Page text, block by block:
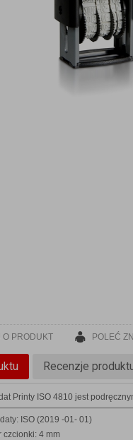
O PRODUKT POLEĆ
Recenzje
Printy ISO 4810 jest
ISO (2019 -01- 01)
czcionki: 4 mm